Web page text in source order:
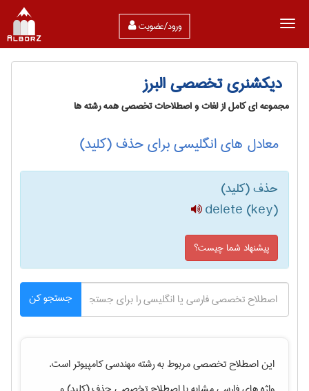
ورود/عضویت
دیکشنری تخصصی البرز
مجموعه ای کامل از لغات و اصطلاحات تخصصی همه رشته ها
معادل های انگلیسی برای حذف (کلید)
حذف (کلید)
delete (key)
پیشنهاد شما چیست؟
جستجو کن
این اصطلاح تخصصی مربوط به رشتهمهندسی كامپيوتراست.